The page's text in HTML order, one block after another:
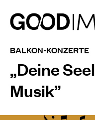
BALKON-KONZERTE
„Deine
Musik”